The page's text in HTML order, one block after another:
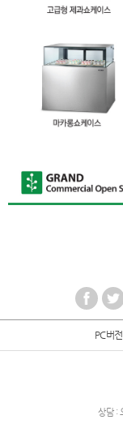
PC버전
상담 :